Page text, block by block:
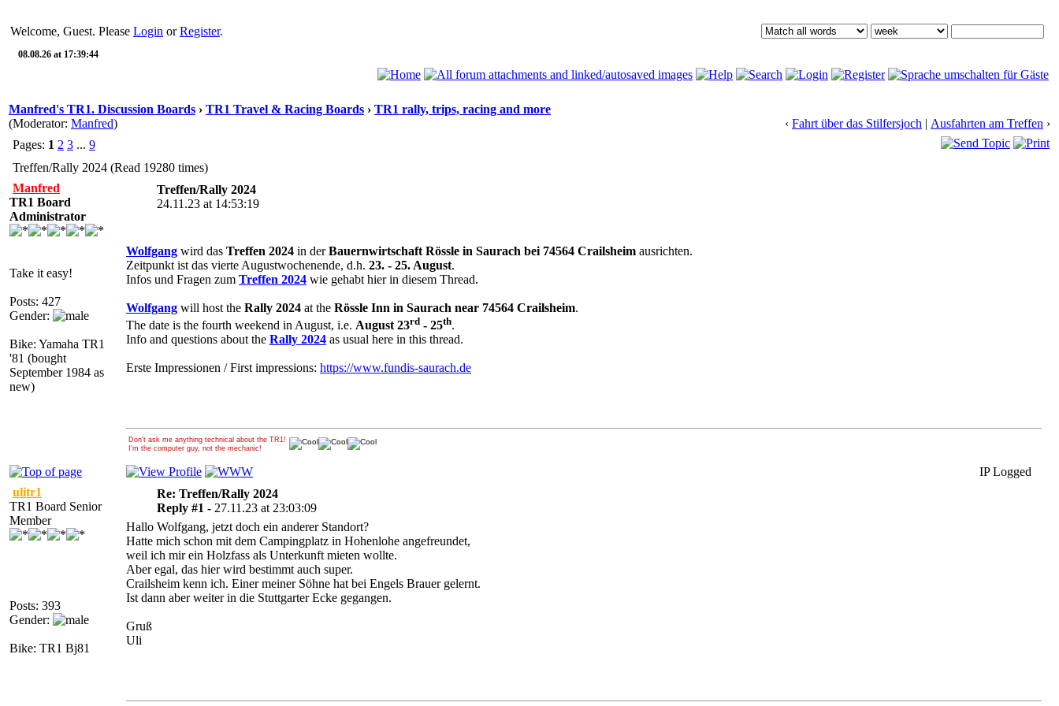
Welcome, Guest. Please Login orRegister.
08.08.26 at 17:39:44
Manfred's TR1. Discussion Boards › TR1 Travel & Racing Boards › TR1 rally, trips, racing and more
(Moderator: Manfred) ‹ Fahrt über das Stilfersjoch | Ausfahrten am Treffen ›
Pages: 1 2 3 ... 9
Treffen/Rally 2024 (Read 19280 times)
Manfred
TR1 Board
Administrator
Take it easy!
Posts: 427
Gender:
Bike: Yamaha TR1
'81 (bought
September 1984 as
new)
Treffen/Rally 2024
24.11.23 at 14:53:19
Wolfgang wird das Treffen 2024 in derBauernwirtschaft Rössle in Saurach bei 74564 Crailsheim ausrichten.
Zeitpunkt ist das vierte Augustwochenende, d.h. 23. - 25. August.
Infos und Fragen zum Treffen 2024 wie gehabt hier in diesem Thread.
Wolfgang will host the Rally 2024 at the Rössle Inn in Saurach near 74564 Crailsheim.
The date is the fourth weekend in August, i.e. August 23rd - 25th.
Info and questions about the Rally 2024 as usual here in this thread.
Erste Impressionen / First impressions: https://www.fundis-saurach.de
Don't ask me anything technical about the TR1!
I'm the computer guy, not the mechanic!
IP Logged
ulitr1
TR1 Board Senior
Member
Posts: 393
Gender:
Bike: TR1 Bj81
Re: Treffen/Rally 2024
Reply #1 - 27.11.23 at 23:03:09
Hallo Wolfgang, jetzt doch ein anderer Standort?
Hatte mich schon mit dem Campingplatz in Hohenlohe angefreundet,
weil ich mir ein Holzfass als Unterkunft mieten wollte.
Aber egal, das hier wird bestimmt auch super.
Crailsheim kenn ich. Einer meiner Söhne hat bei Engels Brauer gelernt.
Ist dann aber weiter in die Stuttgarter Ecke gegangen.
Gruß
Uli